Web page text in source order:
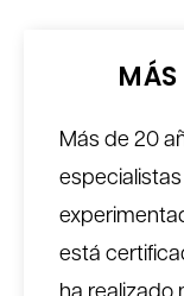
MÁS
Más de 20
está